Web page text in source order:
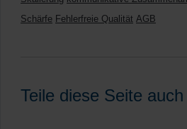
Schärfe Fehlerfreie Qualität AGB
Teile diese Seite